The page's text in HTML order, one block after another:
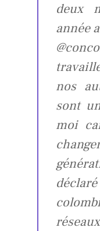
deux
année
nos
sont
moi